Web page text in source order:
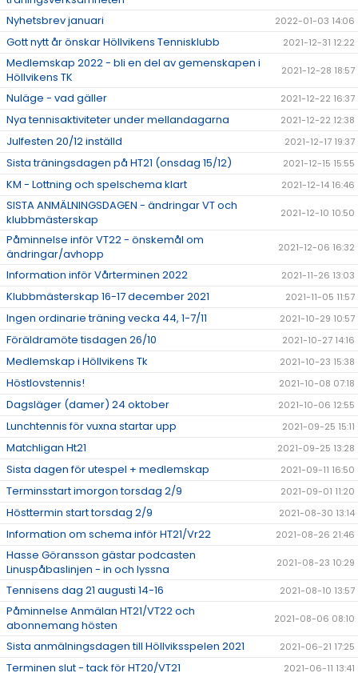
Nyhetsbrev januari 2022-01-03 14:06
Gott nytt år önskar Höllvikens Tennisklubb 2021-12-31 12:22
Medlemskap 2022 - bli en del av gemenskapen i
Höllvikens TK
2021-12-28 18:57
Nuläge - vad gäller 2021-12-22 16:37
Nya tennisaktiviteter under mellandagarna 2021-12-22 12:38
Julfesten 20/12 inställd 2021-12-17 19:37
Sista träningsdagen på HT21 (onsdag 15/12) 2021-12-15 15:55
KM - Lottning och spelschema klart 2021-12-14 16:46
SISTA ANMÄLNINGSDAGEN - ändringar VT och
klubbmästerskap
2021-12-10 10:50
Påminnelse inför VT22 - önskemål om
ändringar/avhopp
2021-12-06 16:32
Information inför Vårterminen 2022 2021-11-26 13:03
Klubbmästerskap 16-17 december 2021 2021-11-05 11:57
Ingen ordinarie träning vecka 44, 1-7/11 2021-10-29 10:57
Föräldramöte tisdagen 26/10 2021-10-27 14:16
Medlemskap i Höllvikens Tk 2021-10-23 15:38
Höstlovstennis! 2021-10-08 07:18
Dagsläger (damer) 24 oktober 2021-10-06 12:55
Lunchtennis för vuxna startar upp 2021-09-25 15:11
Matchligan Ht21 2021-09-25 13:28
Sista dagen för utespel + medlemskap 2021-09-11 16:50
Terminsstart imorgon torsdag 2/9 2021-09-01 11:20
Hösttermin start torsdag 2/9 2021-08-30 13:14
Information om schema inför HT21/Vr22 2021-08-26 21:46
Hasse Göransson gästar podcasten
Linuspåbaslinjen - in och lyssna
2021-08-23 10:29
Tennisens dag 21 augusti 14-16 2021-08-10 13:57
Påminnelse Anmälan HT21/VT22 och
abonnemang hösten
2021-08-06 08:10
Sista anmälningsdagen till Höllviksspelen 2021 2021-06-21 17:25
Terminen slut - tack för HT20/VT21 2021-06-11 13:41